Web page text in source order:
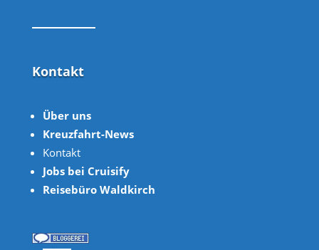
Kontakt
Über uns
Kreuzfahrt-News
Kontakt
Jobs bei Cruisify
Reisebüro Waldkirch